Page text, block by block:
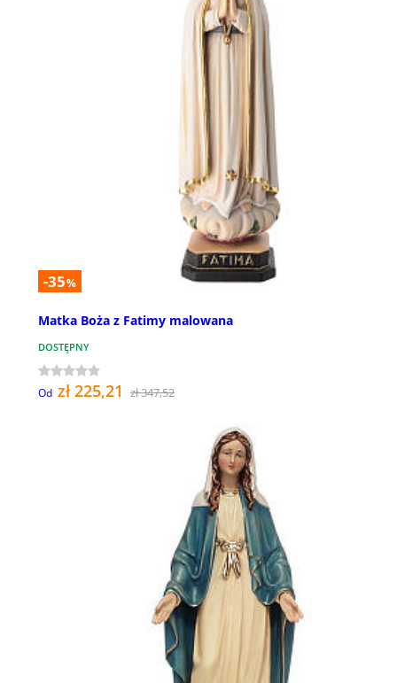
-35%
Matka Boża z Fatimy malowana
DOSTĘPNY
Od zł 225,21 zł 347,52